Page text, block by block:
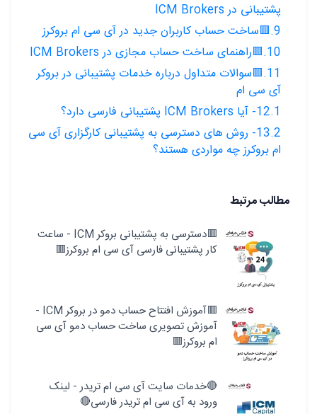
پشتیبانی در ICM Brokers
9.🟥ساخت حساب کاربران جدید در آی سی ام بروکرز
10.🟥راهنمای ساخت حساب مجازی در ICM Brokers
11.🟥سوالات متداول درباره خدمات پشتیبانی در بروکر
آی سی ام
12.1- آیا ICM Brokers پشتیبانی فارسی دارد؟
13.2- روش های دسترسی به پشتیبانی کارگزاری آی سی
ام بروکرز چه مواردی هستند؟
مطالب مرتبط
🟥دسترسی به پشتیبانی بروکر ICM - ساعت
کار پشتیبانی فارسی آی سی ام بروکرز🟥
🟥آموزش افتتاح حساب دمو در بروکر ICM -
آموزش تصویری ساخت حساب دمو آی سی
ام بروکرز🟥
🔴خدمات سایت آی سی ام تریدر - لینک
ورود به آی سی ام تریدر فارسی🔴